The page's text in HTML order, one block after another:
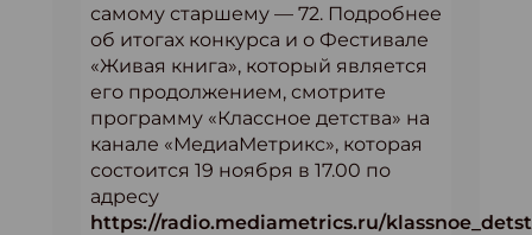
самому старшему — 72. Подробнее
об итогах конкурса и о Фестивале
«Живая книга», который является
его продолжением, смотрите
программу «Классное детства» на
канале «МедиаМетрикс», которая
состоится 19 ноября в 17.00 по
адресу
https://radio.mediametrics.ru/